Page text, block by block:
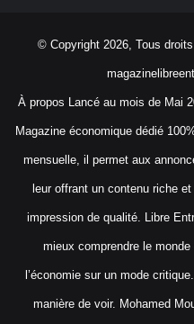
© Copyright 2026, Tous
À propos Lancé au mois de Mai
Magazine économique dédié
mensuelle, il permet aux
leur offrant un contenu riche
impression de qualité. Libre
mieux comprendre le
l’économie sur un mode
manière de voir. Mohamed